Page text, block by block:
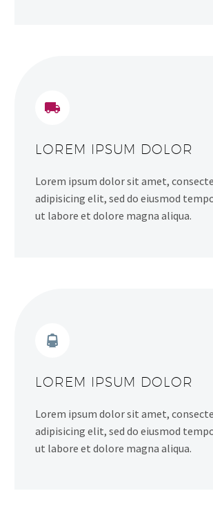


LOREM IPSUM DOLOR
Lorem ipsum dolor sit amet,
adipisicing elit, sed do eiusmod
ut labore et dolore magna aliqua.


LOREM IPSUM DOLOR
Lorem ipsum dolor sit amet,
adipisicing elit, sed do eiusmod
ut labore et dolore magna aliqua.